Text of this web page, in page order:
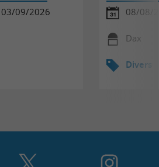
09/2026 08/08/
Dax
Divers